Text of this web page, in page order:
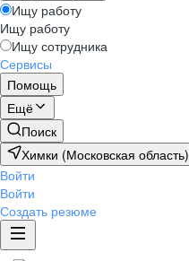
Ищу работу
Ищу работу
Ищу сотрудника
Сервисы
Помощь
Ещё
Поиск
Химки (Московская область)
Войти
Войти
Создать резюме